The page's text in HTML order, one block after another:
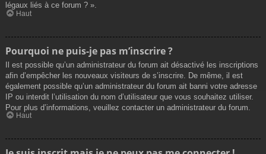
légaux liés à ce forum ? ».
Haut
Pourquoi ne puis-je pas m’inscrire ?
Il est possible qu’un administrateur du forum ait désactivé les inscriptions
afin d’empêcher les nouveaux visiteurs de s’inscrire. De même, il est
également possible qu’un administrateur du forum ait banni votre adresse
IP ou interdit l’utilisation du nom d’utilisateur que vous souhaitez utiliser.
Pour plus d’informations, veuillez contacter un administrateur du forum.
Haut